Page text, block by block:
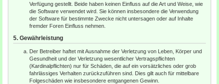
Verfügung gestellt. Beide haben keinen Einfluss auf die Art und Weise, wie
die Software verwendet wird. Sie können insbesondere die Verwendung
der Software für bestimmte Zwecke nicht untersagen oder auf Inhalte
fremder Foren Einfluss nehmen.
5. Gewährleistung
Der Betreiber haftet mit Ausnahme der Verletzung von Leben, Körper und
Gesundheit und der Verletzung wesentlicher Vertragspflichten
(Kardinalpflichten) nur für Schäden, die auf ein vorsätzliches oder grob
fahrlässiges Verhalten zurückzuführen sind. Dies gilt auch für mittelbare
Folgeschäden wie insbesondere entgangenen Gewinn.